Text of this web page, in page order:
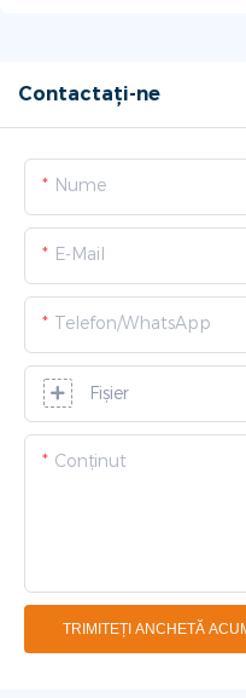
Contactați-ne
Nume
E-Mail
Telefon/WhatsApp
Fişier
Conţinut
TRIMITEȚI ANCHETĂ